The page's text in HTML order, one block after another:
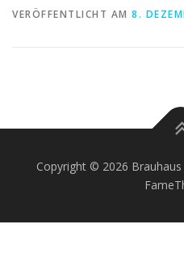
VERÖFFENTLICHT AM 8.
Copyright © 2026 Brauhaus